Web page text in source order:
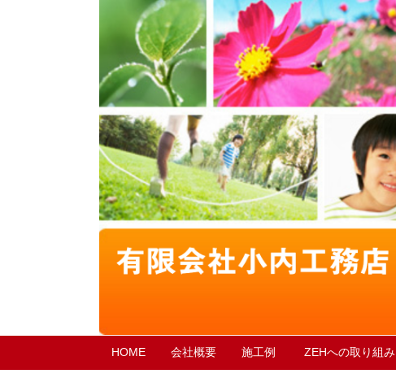
HOME 会社概要 施工例 ZEHへの取り組み